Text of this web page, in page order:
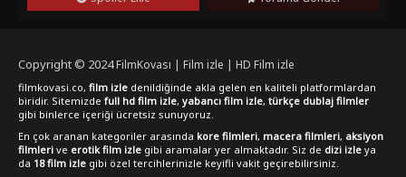
Copyright © 2024FilmKovası | Film izle | HD Film izle
filmkovasi.co, film izle denildiğinde akla gelen en kaliteli platformlardan
biridir. Sitemizde full hd film izle, yabancı film izle, türkçe dublaj filmler
gibi binlerce içeriği ücretsiz sunuyoruz.
En çok aranan kategoriler arasında kore filmleri, macera filmleri, aksiyon
filmleri ve erotik film izle gibi aramalar yer almaktadır. Siz de dizi izle ya
da 18 film izle gibi özel tercihlerinizle keyifli vakit geçirebilirsiniz.